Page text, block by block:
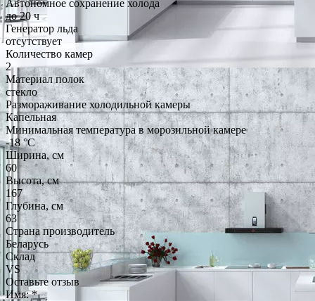
Автономное сохранение холода
до 20 ч
Генератор льда
отсутствует
Количество камер
2
Материал полок
стекло
Размораживание холодильной камеры
Капельная
Минимальная температура в морозильной камере
-18 °C
Ширина, см
60
Высота, см
167
Глубина, см
63
Страна производитель
Беларусь
Склад
VS
Оставьте отзыв
Имя:*